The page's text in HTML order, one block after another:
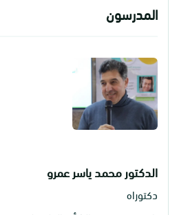
المدرسون
الدكتور محمد ياسر عمرو
دكتوراه